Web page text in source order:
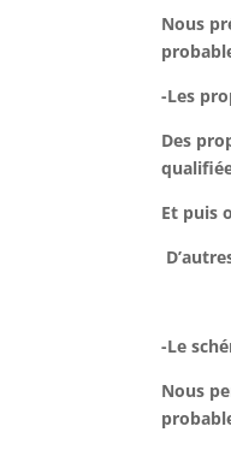
Nous
-Les
Des
Et puis
-Le
Nous